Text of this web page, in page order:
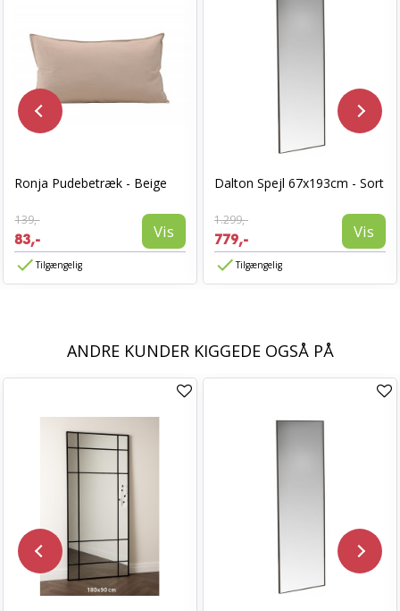
Ronja Pudebetræk - Beige
139,-
83,- Vis
Tilgængelig
Dalton Spejl 67x193cm - Sort
1.299,-
779,- Vis
Tilgængelig
ANDRE KUNDER KIGGEDE OGSÅ PÅ